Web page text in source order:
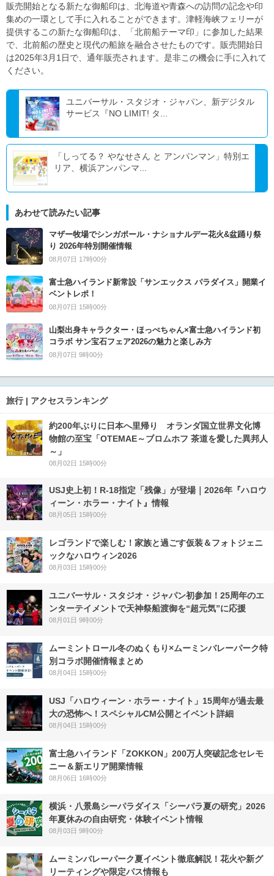
販売開始となる新たな御船印は、北海道や青森への訪問の記念や印
集めの一環として手に入れることができます。津軽海峡フェリーが
提供するこの新たな御船印は、「北前船テーマ印」に参加した結果
で、北前船の歴史と現代の船旅を融合させたものです。販売開始日
は2025年3月1日で、通年販売されます。是非この機会に手に入れて
ください。
ユニバーサル・スタジオ・ジャパン、新デジタル
サービス『NO LIMIT! タ...
「しってる？ やなせさん と アンパンマン」特別エ
リア、横浜アンパンマ...
あわせて読みたい記事
マザー牧場でシンガポール・ナショナルデー花火&盆踊り祭
り 2026年特別開催情報
08月07日 17時00分
富士急ハイランド新常設「サンエックス パラダイス」開業イ
ベントレポ！
08月07日 15時00分
山梨出身キャラクター・ほっぺちゃん×富士急ハイランド初
コラボ サン宝石フェア2026の魅力と楽しみ方
08月07日 9時00分
旅行 | アクセスランキング
約200年ぶりに日本へ里帰り オランダ国立世界文化博
物館の至宝「OTEMAE～ブロムホフ 茶道を愛した異邦人
～」
08月02日 15時00分
USJ史上初！R-18指定「残像」が登場｜2026年『ハロウ
ィーン・ホラー・ナイト』情報
08月05日 15時00分
レゴランドで楽しむ！家族と過ごす仮装＆フォトジェニ
ックなハロウィン2026
08月03日 15時00分
ユニバーサル・スタジオ・ジャパン初参加！25周年のエ
ンターテイメントで天神祭船渡御を“超元気”に応援
08月01日 9時00分
ムーミントロール冬のぬくもり×ムーミンバレーパーク特
別コラボ開催情報まとめ
08月04日 15時00分
USJ「ハロウィーン・ホラー・ナイト」15周年が過去最
大の恐怖へ！スペシャルCM公開とイベント詳細
08月04日 15時00分
富士急ハイランド「ZOKKON」200万人突破記念セレモ
ニー＆新エリア開業情報
08月06日 16時00分
横浜・八景島シーパラダイス「シーパラ夏の研究」2026
年夏休みの自由研究・体験イベント情報
08月03日 9時00分
ムーミンバレーパーク夏イベント徹底解説！花火や新グ
リーティングや限定パス情報も